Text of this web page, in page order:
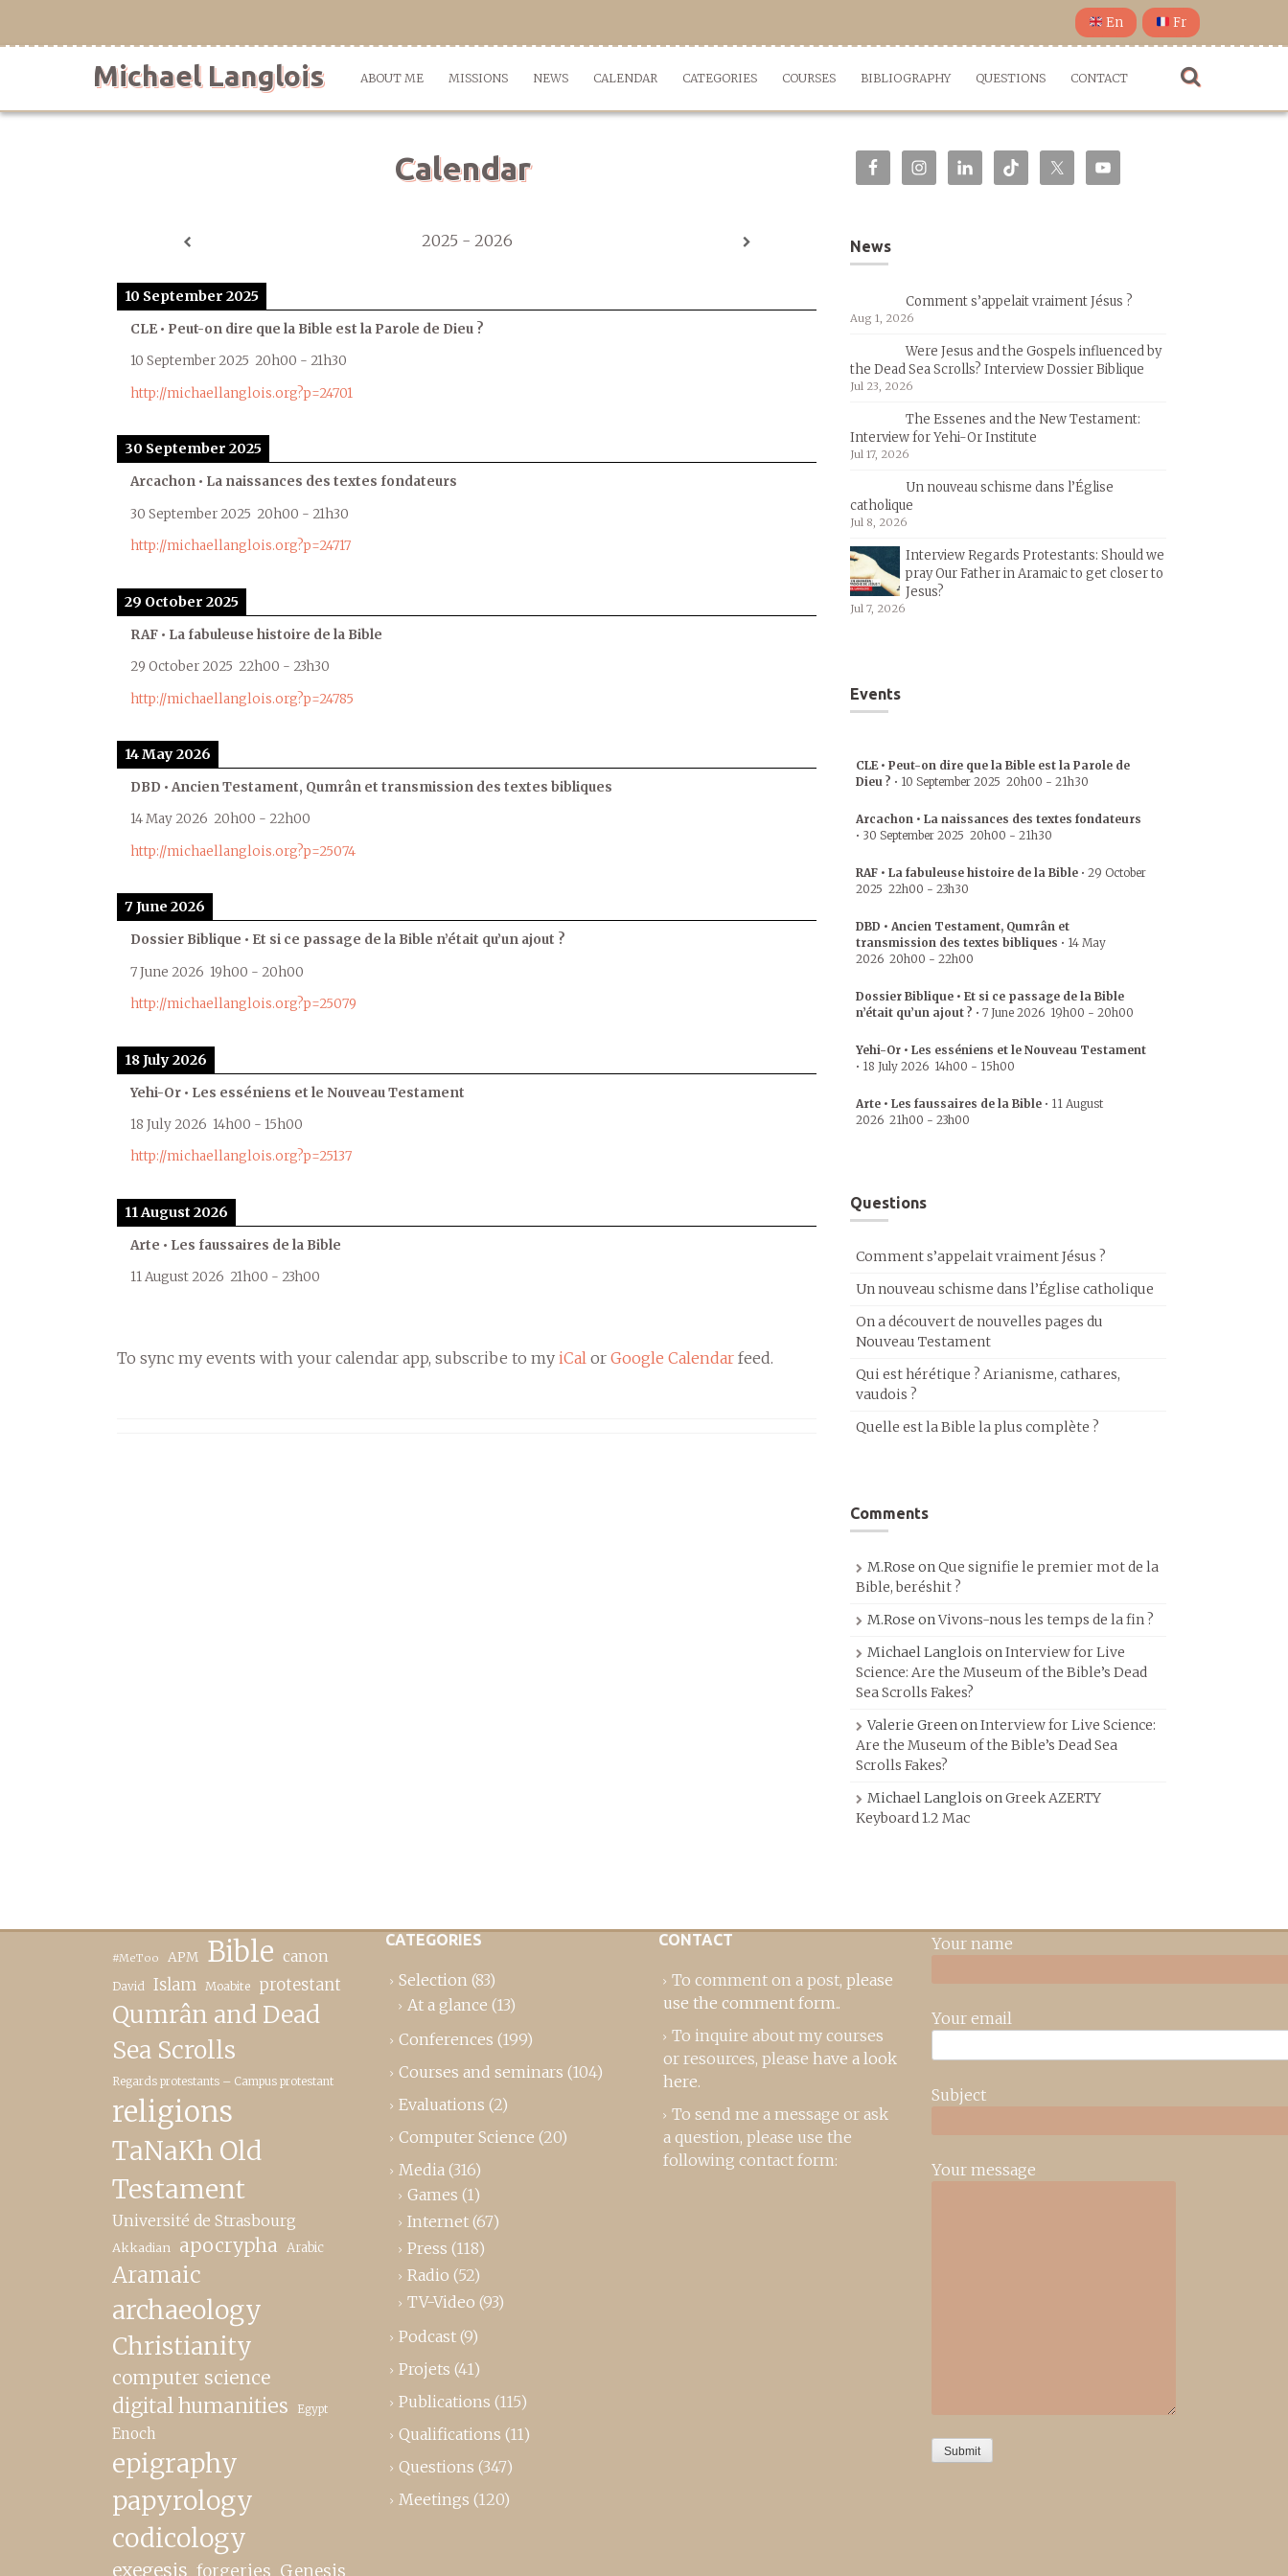
En Fr
Michael Langlois ABOUT ME MISSIONS NEWS CALENDAR CATEGORIES COURSES BIBLIOGRAPHY QUESTIONS CONTACT
Calendar
2025 - 2026
10 September 2025
CLE • Peut-on dire que la Bible est la Parole de Dieu ?
10 September 2025 20h00 - 21h30
http://michaellanglois.org?p=24701
30 September 2025
Arcachon • La naissances des textes fondateurs
30 September 2025 20h00 - 21h30
http://michaellanglois.org?p=24717
29 October 2025
RAF • La fabuleuse histoire de la Bible
29 October 2025 22h00 - 23h30
http://michaellanglois.org?p=24785
14 May 2026
DBD • Ancien Testament, Qumrân et transmission des textes bibliques
14 May 2026 20h00 - 22h00
http://michaellanglois.org?p=25074
7 June 2026
Dossier Biblique • Et si ce passage de la Bible n’était qu’un ajout ?
7 June 2026 19h00 - 20h00
http://michaellanglois.org?p=25079
18 July 2026
Yehi-Or • Les esséniens et le Nouveau Testament
18 July 2026 14h00 - 15h00
http://michaellanglois.org?p=25137
11 August 2026
Arte • Les faussaires de la Bible
11 August 2026 21h00 - 23h00
To sync my events with your calendar app, subscribe to my iCal or Google Calendar feed.
News
Comment s’appelait vraiment Jésus ?
Aug 1, 2026
Were Jesus and the Gospels influenced by
the Dead Sea Scrolls? Interview Dossier Biblique
Jul 23, 2026
The Essenes and the New Testament:
Interview for Yehi-Or Institute
Jul 17, 2026
Un nouveau schisme dans l’Église
catholique
Jul 8, 2026
Interview Regards Protestants: Should we
pray Our Father in Aramaic to get closer to
Jesus?
Jul 7, 2026
Events
CLE • Peut-on dire que la Bible est la Parole de
Dieu ? • 10 September 2025 20h00 - 21h30
Arcachon • La naissances des textes fondateurs
• 30 September 2025 20h00 - 21h30
RAF • La fabuleuse histoire de la Bible • 29 October
2025 22h00 - 23h30
DBD • Ancien Testament, Qumrân et
transmission des textes bibliques • 14 May
2026 20h00 - 22h00
Dossier Biblique • Et si ce passage de la Bible
n’était qu’un ajout ? • 7 June 2026 19h00 - 20h00
Yehi-Or • Les esséniens et le Nouveau Testament
• 18 July 2026 14h00 - 15h00
Arte • Les faussaires de la Bible • 11 August
2026 21h00 - 23h00
Questions
Comment s’appelait vraiment Jésus ?
Un nouveau schisme dans l’Église catholique
On a découvert de nouvelles pages du
Nouveau Testament
Qui est hérétique ? Arianisme, cathares,
vaudois ?
Quelle est la Bible la plus complète ?
Comments
M.Rose onQue signifie le premier mot de la
Bible, beréshit ?
M.Rose onVivons-nous les temps de la fin ?
Michael Langlois onInterview for Live
Science: Are the Museum of the Bible’s Dead
Sea Scrolls Fakes?
Valerie GreenonInterview for Live Science:
Are the Museum of the Bible’s Dead Sea
Scrolls Fakes?
Michael Langlois onGreek AZERTY
Keyboard 1.2 Mac
#MeToo APM Bible canon
David Islam Moabite protestant
Qumrân and Dead
Sea Scrolls
Regards protestants – Campus protestant
religions
TaNaKh Old
Testament
Université de Strasbourg
Akkadian apocrypha Arabic
Aramaic
archaeology
Christianity
computer science
digital humanities Egypt
Enoch
epigraphy
papyrology
codicology
exegesis forgeries Genesis
CATEGORIES
Selection (83)
At a glance (13)
Conferences (199)
Courses and seminars (104)
Evaluations (2)
Computer Science (20)
Media (316)
Games (1)
Internet (67)
Press (118)
Radio (52)
TV-Video (93)
Podcast (9)
Projets (41)
Publications (115)
Qualifications (11)
Questions (347)
Meetings (120)
CONTACT
To comment on a post, please
use the comment form..
To inquire about my courses
or resources, please have a look
here.
To send me a message or ask
a question, please use the
following contact form:
Your name
Your email
Subject
Your message